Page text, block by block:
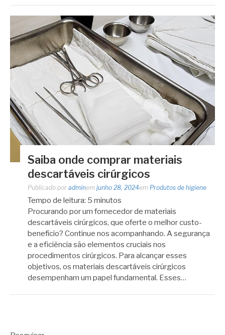
Saiba onde comprar materiais
descartáveis cirúrgicos
Publicado por adminem junho 28, 2024em Produtos de higiene
Tempo de leitura: 5 minutos
Procurando por um fornecedor de materiais
descartáveis cirúrgicos, que oferte o melhor custo-
benefício? Continue nos acompanhando. A segurança
e a eficiência são elementos cruciais nos
procedimentos cirúrgicos. Para alcançar esses
objetivos, os materiais descartáveis cirúrgicos
desempenham um papel fundamental. Esses…